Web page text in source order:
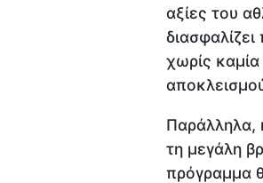
αξίες του
χωρίς
Παράλληλα,
τη μεγάλη
πρόγραμμα